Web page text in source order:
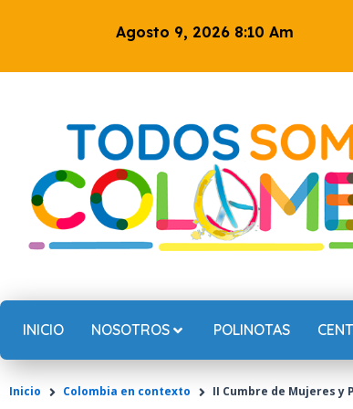
Agosto 9, 2026 8:10 Am
INICIO NOSOTROS POLINOTAS
Inicio Colombia en contexto II Cumbre de Mujeres y